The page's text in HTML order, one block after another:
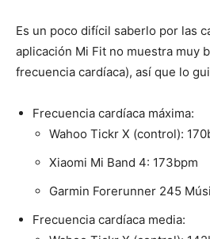
Es un poco difícil saberlo por las
aplicación Mi Fit no muestra muy
frecuencia cardíaca), así que lo
Frecuencia cardíaca máxima:
Wahoo Tickr X (control):
Xiaomi Mi Band 4: 173bpm
Garmin Forerunner 245
Frecuencia cardíaca media: